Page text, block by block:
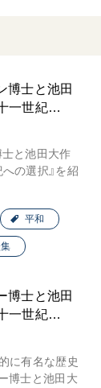
関連リンク＞
墓地公園・納骨堂
教電子版
soka youth media
Gakkai グロー
意見
博士と池田
一世紀…
士と池田大作
の選択』を紹
平和
博士と池田
一世紀…
に有名な歴史
博士と池田大